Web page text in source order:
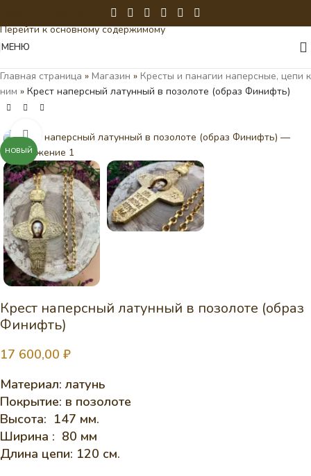
Перейти к основному содержимому
МЕНЮ
Главная страница » Магазин » Кресты и панагии наперсные, цепи к
ним » Крест наперсный латунный в позолоте (образ Финифть)
НОВЫЙ
Нажмите, чтобы увеличить
Крест наперсный латунный в позолоте (образ
Финифть)
17 600,00 ₽
Материал: латунь
Покрытие: в позолоте
Высота: 147 мм.
Ширина : 80 мм
Длина цепи: 120 см.